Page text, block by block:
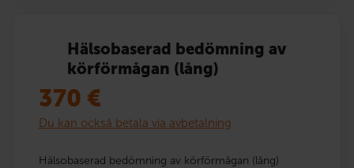
Hälsobaserad bedömning av
körförmågan (lång)
370 €
Du kan också betala via avbetalning
Hälsobaserad bedömning av körförmågan (lång)